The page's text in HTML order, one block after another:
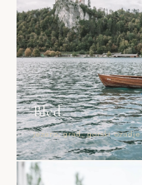
Bled
Jezero, grad, gorski ozadje